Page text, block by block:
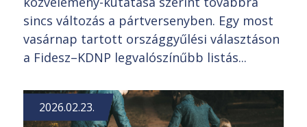
sincs változás a pártversenyben. Egy most
vasárnap tartott országgyűlési választáson
a Fidesz–KDNP legvalószínűbb listás...
2026.02.23.